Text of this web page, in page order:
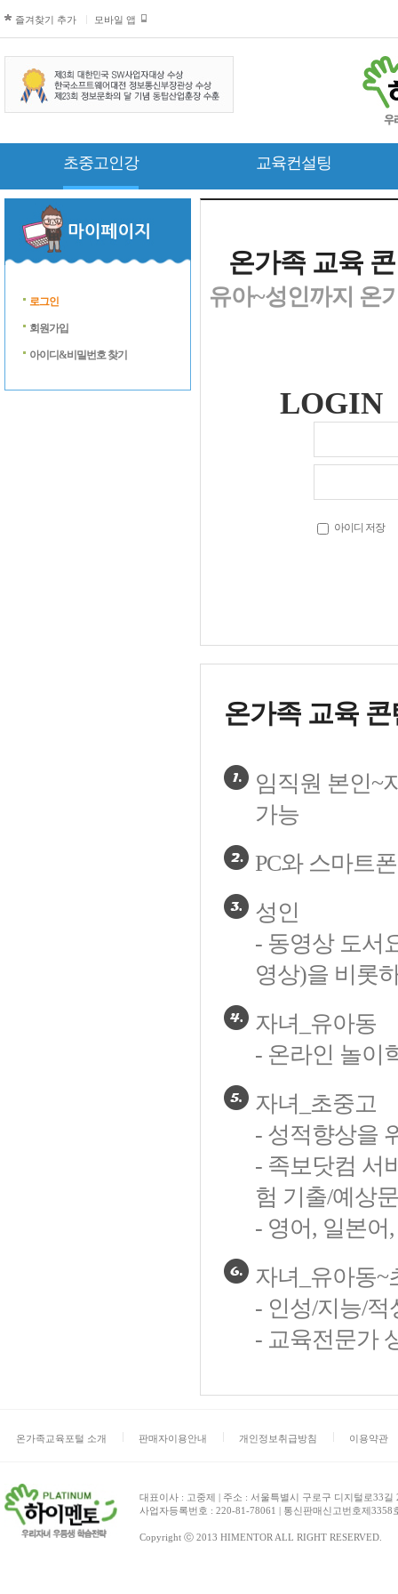
즐겨찾기 추가 모바일 앱
초중고인강 교육컨설팅
로그인
회원가입
아이디&비밀번호 찾기
온가족 교육
유아~성인까지 온
LOGIN
아이디 저장
온가족 교육
임직원 본인~
가능
PC와 스마트
성인
- 동영상 도서
영상)을 비롯
자녀_유아동
- 온라인 놀이
자녀_초중고
- 성적향상을
- 족보닷컴 서
험 기출/예상
- 영어, 일본어
자녀_유아동~
- 인성/지능/적
- 교육전문가
온가족교육포털 소개 판매자이용안내 개인정보취급방침 이용약관
대표이사 : 고중제 | 주소 : 서울특별시 구로구 디지털로33
사업자등록번호 : 220-81-78061 | 통신판매신고번호제
Copyright ⓒ 2013 HIMENTOR ALL RIGHT RESERVED.